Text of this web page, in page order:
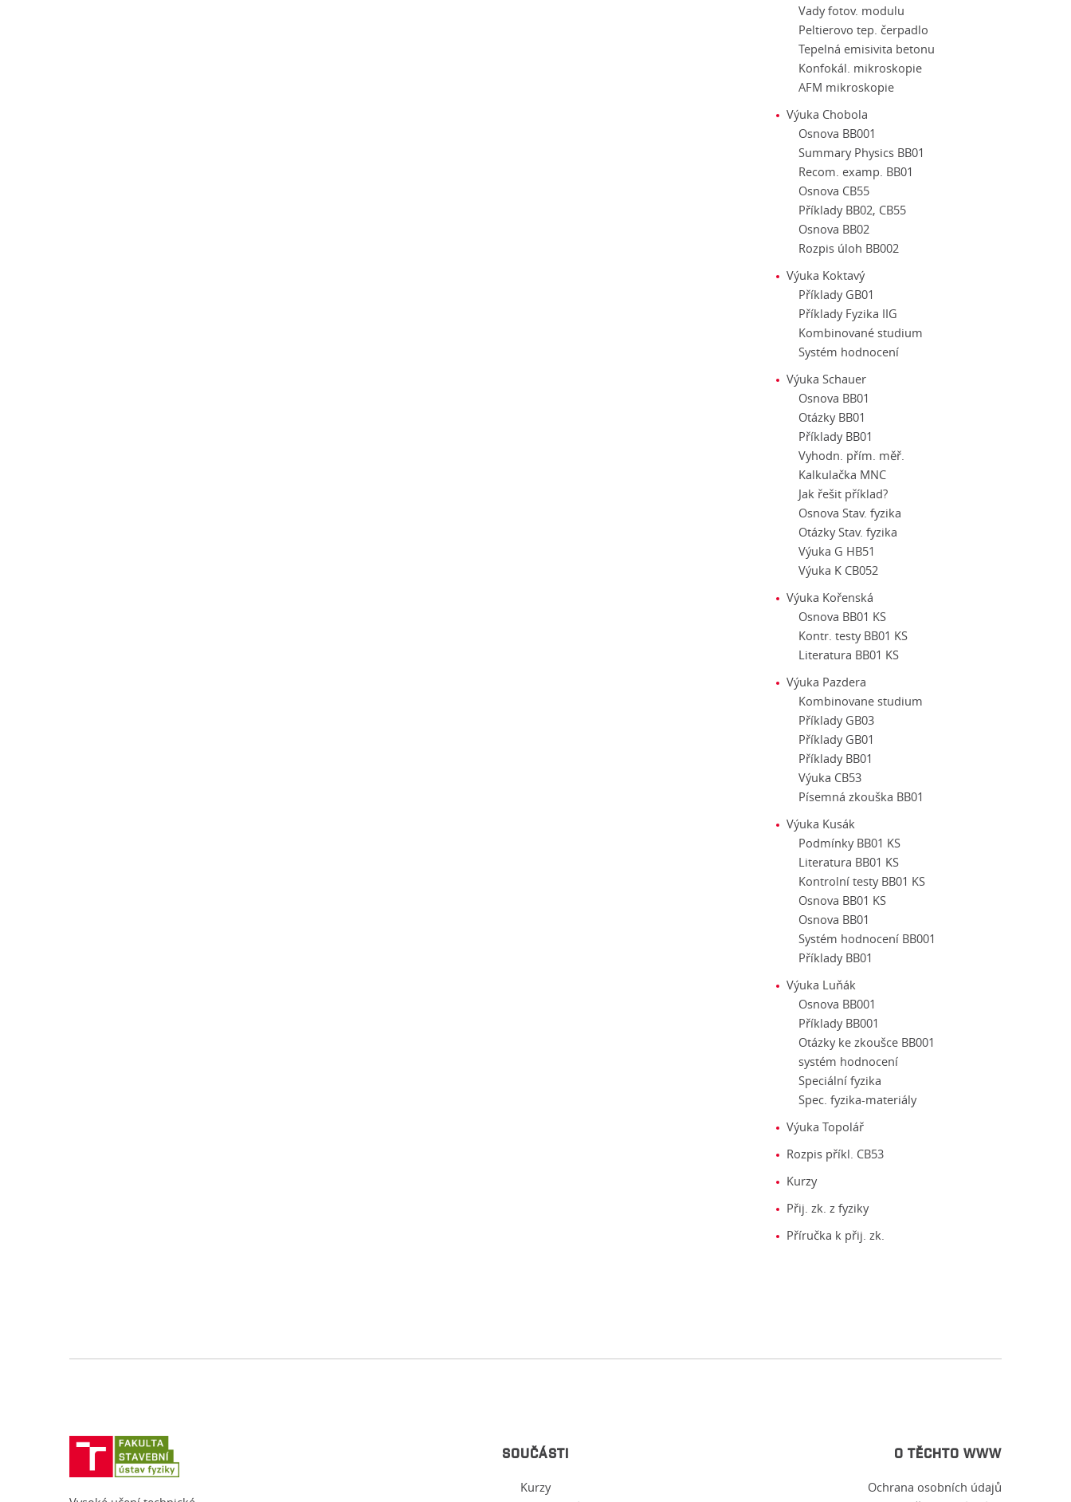
Vady fotov. modulu
Peltierovo tep. čerpadlo
Tepelná emisivita betonu
Konfokál. mikroskopie
AFM mikroskopie
Výuka Chobola
Osnova BB001
Summary Physics BB01
Recom. examp. BB01
Osnova CB55
Příklady BB02, CB55
Osnova BB02
Rozpis úloh BB002
Výuka Koktavý
Příklady GB01
Příklady Fyzika IIG
Kombinované studium
Systém hodnocení
Výuka Schauer
Osnova BB01
Otázky BB01
Příklady BB01
Vyhodn. přím. měř.
Kalkulačka MNC
Jak řešit příklad?
Osnova Stav. fyzika
Otázky Stav. fyzika
Výuka G HB51
Výuka K CB052
Výuka Kořenská
Osnova BB01 KS
Kontr. testy BB01 KS
Literatura BB01 KS
Výuka Pazdera
Kombinovane studium
Příklady GB03
Příklady GB01
Příklady BB01
Výuka CB53
Písemná zkouška BB01
Výuka Kusák
Podmínky BB01 KS
Literatura BB01 KS
Kontrolní testy BB01 KS
Osnova BB01 KS
Osnova BB01
Systém hodnocení BB001
Příklady BB01
Výuka Luňák
Osnova BB001
Příklady BB001
Otázky ke zkoušce BB001
systém hodnocení
Speciální fyzika
Spec. fyzika-materiály
Výuka Topolář
Rozpis příkl. CB53
Kurzy
Přij. zk. z fyziky
Příručka k přij. zk.
SOUČÁSTI
Kurzy
O TĚCHTO WWW
Ochrana osobních údajů